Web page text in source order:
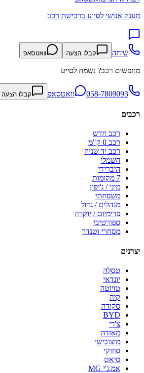
מענה אנושי לסיוע ברכישת רכב
שיחה קבלו הצעה וואטסאפ
מחפשים רכב? נשמח לסייע
058-7809093 וואטסאפ קבלו הצעה
רכבים
רכב חדש
רכב 0 ק"מ
רכב יד שניה
חשמלי
היברידי
7 מקומות
מיני / ג'יפון
משפחתי
מנהלים / גדול
פרימיום / יוקרה
ספורטיבי
מסחרי וטנדר
יצרנים
טסלה
יונדאי
טויוטה
קיה
סקודה
BYD
צ'רי
מאזדה
מיצובישי
סוזוקי
סיאט
אמ.ג'י MG